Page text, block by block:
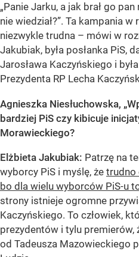
„Panie Jarku, a jak brał go
nie wiedział?”. Ta kampania
niezwykle trudna – mówi w
Jakubiak, była posłanka PiS,
Jarosława Kaczyńskiego i
Prezydenta RP Lecha
Agnieszka Niesłuchowska,
bardziej PiS czy kibicuje
Morawieckiego?
Elżbieta Jakubiak: Patrzę na
wyborcy PiS i myślę, że trudno
bo dla wielu wyborców PiS-u
strony istnieje ogromne
Kaczyńskiego. To człowiek,
prezydentów i tylu premierów,
od Tadeusza Mazowieckiego